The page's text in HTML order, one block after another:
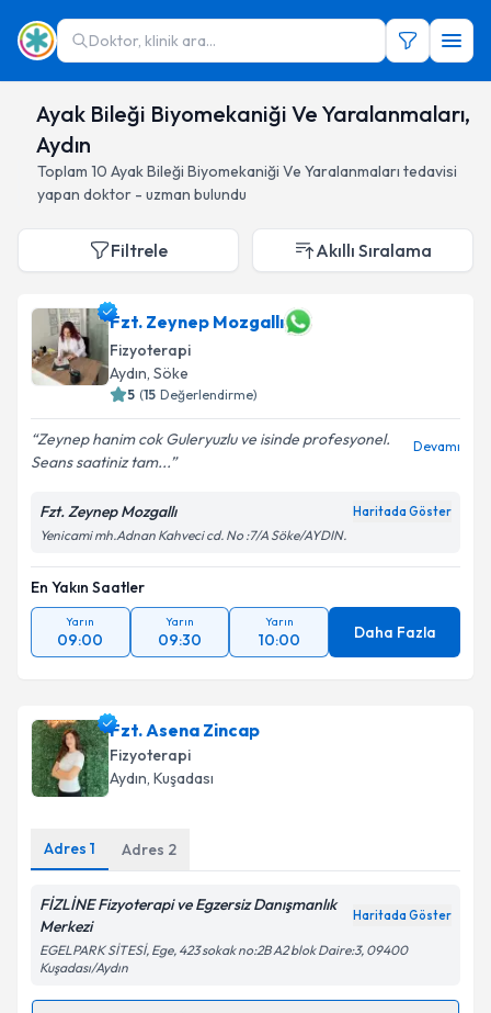
Doktor, klinik ara...
Ayak Bileği Biyomekaniği Ve Yaralanmaları,
Aydın
Toplam 10 Ayak Bileği Biyomekaniği Ve Yaralanmaları tedavisi
yapan doktor - uzman bulundu
Filtrele Akıllı Sıralama
Fzt. Zeynep Mozgallı
Fizyoterapi
Aydın, Söke
5 (15 Değerlendirme)
Zeynep hanim cok Guleryuzlu ve isinde profesyonel.
Seans saatiniz tam...
Devamı
Fzt. Zeynep Mozgallı Haritada Göster
Yenicami mh.Adnan Kahveci cd. No :7/A Söke/AYDIN.
En Yakın Saatler
Yarın
09:00
Yarın
09:30
Yarın
10:00 Daha Fazla
Fzt. Asena Zincap
Fizyoterapi
Aydın, Kuşadası
Adres 1 Adres 2
FİZLİNE Fizyoterapi ve Egzersiz Danışmanlık
Merkezi
Haritada Göster
EGELPARK SİTESİ, Ege, 423 sokak no:2B A2 blok Daire:3, 09400
Kuşadası/Aydın